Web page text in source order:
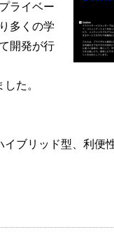
ライベー
多くの学
開発が行
た。
ブリッド型、利便